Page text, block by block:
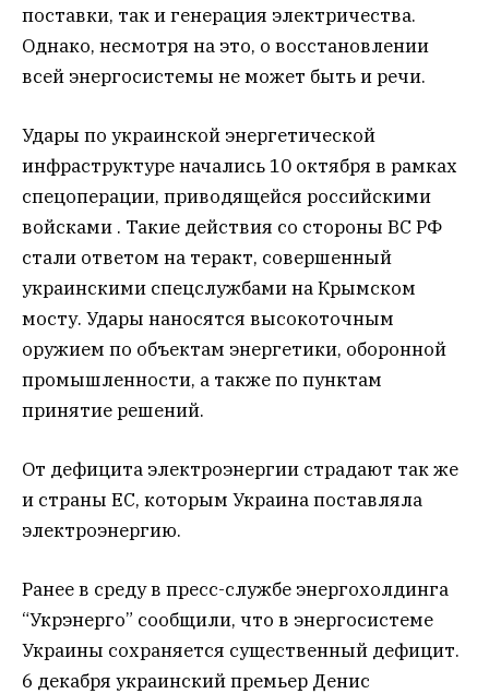
поставки, так и генерация электричества.
Однако, несмотря на это, о восстановлении
всей энергосистемы не может быть и речи.
Удары по украинской энергетической
инфраструктуре начались 10 октября в рамках
спецоперации, приводящейся российскими
войсками . Такие действия со стороны ВС РФ
стали ответом на теракт, совершенный
украинскими спецслужбами на Крымском
мосту. Удары наносятся высокоточным
оружием по объектам энергетики, оборонной
промышленности, а также по пунктам
принятие решений.
От дефицита электроэнергии страдают так же
и страны ЕС, которым Украина поставляла
электроэнергию.
Ранее в среду в пресс-службе энергохолдинга
“Укрэнерго” сообщили, что в энергосистеме
Украины сохраняется существенный дефицит.
6 декабря украинский премьер Денис